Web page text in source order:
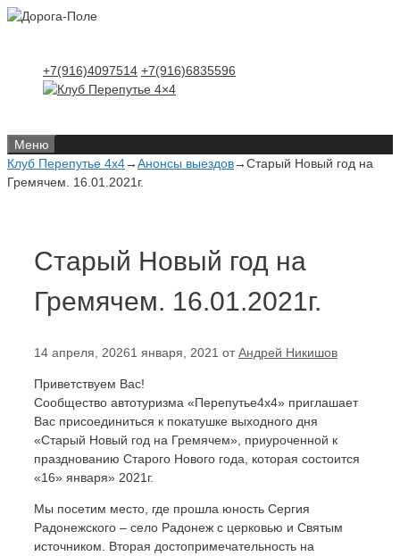
Перейти
Перейти
+7(916)4097514 +7(916)6835596
Меню
Клуб Перепутье 4x4→Анонсы выездов→Старый Новый год на
Гремячем. 16.01.2021г.
Старый Новый год на
Гремячем. 16.01.2021г.
14 апреля, 20261 января, 2021 отАндрей Никишов
Приветствуем Вас!
Сообщество автотуризма «Перепутье4х4» приглашает
Вас присоединиться к покатушке выходного дня
«Старый Новый год на Гремячем», приуроченной к
празднованию Старого Нового года, которая состоится
«16» января» 2021г.
Мы посетим место, где прошла юность Сергия
Радонежского – село Радонеж с церковью и Святым
источником. Вторая достопримечательность на